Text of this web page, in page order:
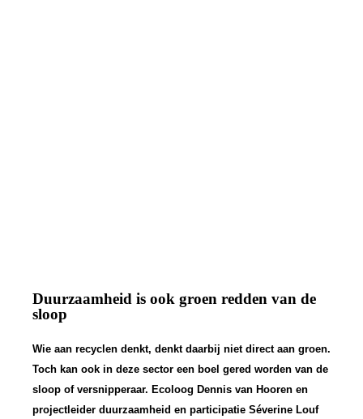
Duurzaamheid is ook groen redden van de
sloop
Wie aan recyclen denkt, denkt daarbij niet direct aan groen.
Toch kan ook in deze sector een boel gered worden van de
sloop of versnipperaar. Ecoloog Dennis van Hooren en
projectleider duurzaamheid en participatie Séverine Louf